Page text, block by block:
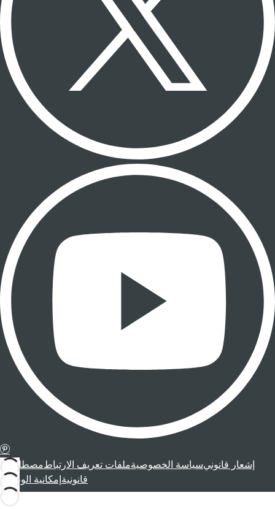
إشعار قانونيسياسة الخصوصيةملفات تعريف الارتباطمصطلحات
قانونية إمكانية الوصول